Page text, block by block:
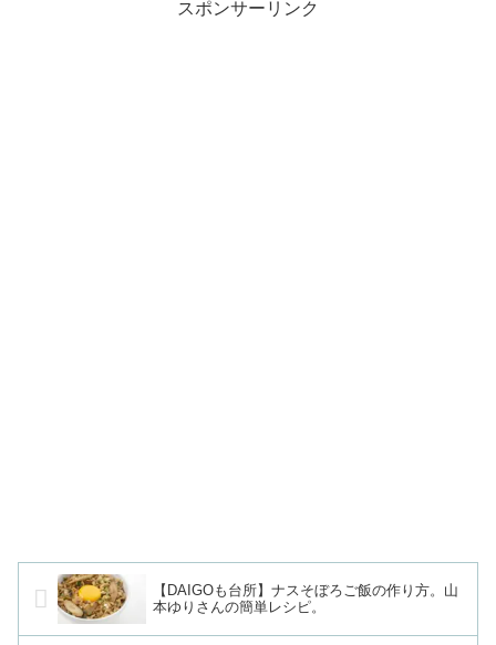
スポンサーリンク
【DAIGOも台所】ナスそぼろご飯の作り方。山
本ゆりさんの簡単レシピ。